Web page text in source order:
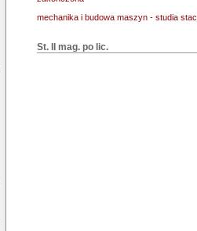
mechanika i budowa maszyn - studia
St. II mag. po lic.